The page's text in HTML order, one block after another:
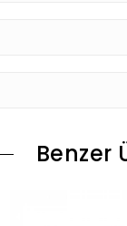
Benzer